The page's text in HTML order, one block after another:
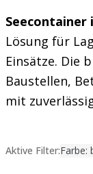
Seecontainer
Lösung für
Einsätze. Die
Baustellen,
mit
Aktive Filter:Farbe: